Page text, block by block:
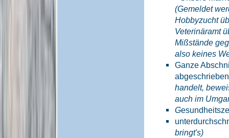
(Gemeldet
Hobbyzucht
Veterinäramt
Mißstände
also keines
Ganze
handelt,
auch im
G
bringt's)